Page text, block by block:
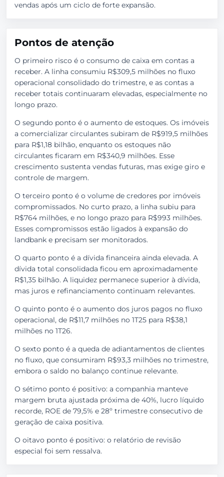
vendas após um ciclo de forte expansão.
Pontos de atenção
O primeiro risco é o consumo de caixa em contas a
receber. A linha consumiu R$309,5 milhões no fluxo
operacional consolidado do trimestre, e as contas a
receber totais continuaram elevadas, especialmente no
longo prazo.
O segundo ponto é o aumento de estoques. Os imóveis
a comercializar circulantes subiram de R$919,5 milhões
para R$1,18 bilhão, enquanto os estoques não
circulantes ficaram em R$340,9 milhões. Esse
crescimento sustenta vendas futuras, mas exige giro e
controle de margem.
O terceiro ponto é o volume de credores por imóveis
compromissados. No curto prazo, a linha subiu para
R$764 milhões, e no longo prazo para R$993 milhões.
Esses compromissos estão ligados à expansão do
landbank e precisam ser monitorados.
O quarto ponto é a dívida financeira ainda elevada. A
dívida total consolidada ficou em aproximadamente
R$1,35 bilhão. A liquidez permanece superior à dívida,
mas juros e refinanciamento continuam relevantes.
O quinto ponto é o aumento dos juros pagos no fluxo
operacional, de R$11,7 milhões no 1T25 para R$38,1
milhões no 1T26.
O sexto ponto é a queda de adiantamentos de clientes
no fluxo, que consumiram R$93,3 milhões no trimestre,
embora o saldo no balanço continue relevante.
O sétimo ponto é positivo: a companhia manteve
margem bruta ajustada próxima de 40%, lucro líquido
recorde, ROE de 79,5% e 28º trimestre consecutivo de
geração de caixa positiva.
O oitavo ponto é positivo: o relatório de revisão
especial foi sem ressalva.